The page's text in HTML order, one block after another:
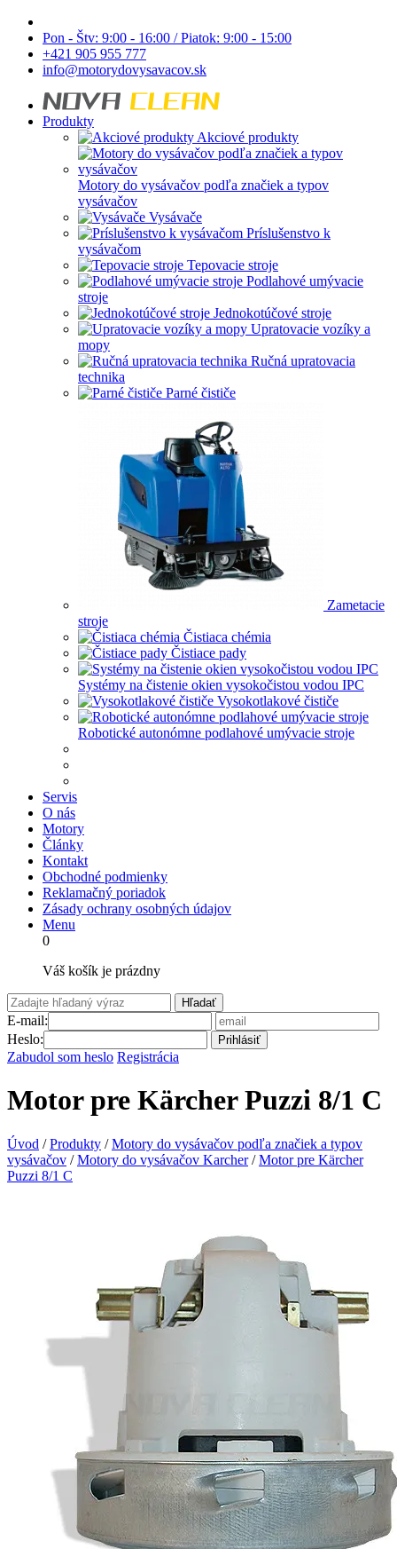
Pon - Štv: 9:00 - 16:00 / Piatok: 9:00 - 15:00
+421 905 955 777
info@motorydovysavacov.sk
Produkty
Akciové produkty
Motory do vysávačov podľa značiek a typov
vysávačov
Vysávače
Príslušenstvo k
vysávačom
Tepovacie stroje
Podlahové umývacie
stroje
Jednokotúčové stroje
Upratovacie vozíky a
mopy
Ručná upratovacia
technika
Parné čističe
Zametacie
stroje
Čistiaca chémia
Čistiace pady
Systémy na čistenie okien vysokočistou vodou IPC
Vysokotlakové čističe
Robotické autonómne podlahové umývacie stroje
Servis
O nás
Motory
Články
Kontakt
Obchodné podmienky
Reklamačný poriadok
Zásady ochrany osobných údajov
Menu
0
Váš košík je prázdny
Hľadať
E-mail:
Heslo:
Prihlásiť
Zabudol som heslo Registrácia
Motor pre Kärcher Puzzi 8/1 C
Úvod / Produkty / Motory do vysávačov podľa značiek a typov
vysávačov / Motory do vysávačov Karcher / Motor pre Kärcher
Puzzi 8/1 C